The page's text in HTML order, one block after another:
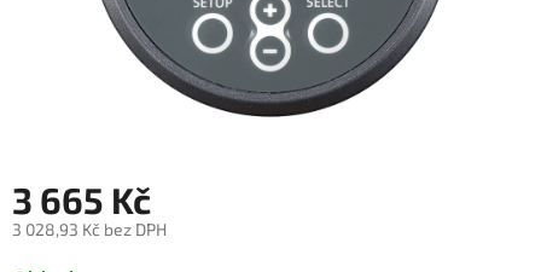
3 665 Kč
3 028,93 Kč bez DPH